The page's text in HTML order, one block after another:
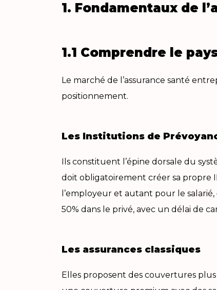
1. Fondamentaux de
1.1 Comprendre le
Le marché de l’assurance santé
positionnement.
Les Institutions de
Ils constituent l’épine dorsale du
doit obligatoirement créer sa propre
l’employeur et autant pour le
50% dans le privé, avec un délai de
Les assurances classiques
Elles proposent des couvertures